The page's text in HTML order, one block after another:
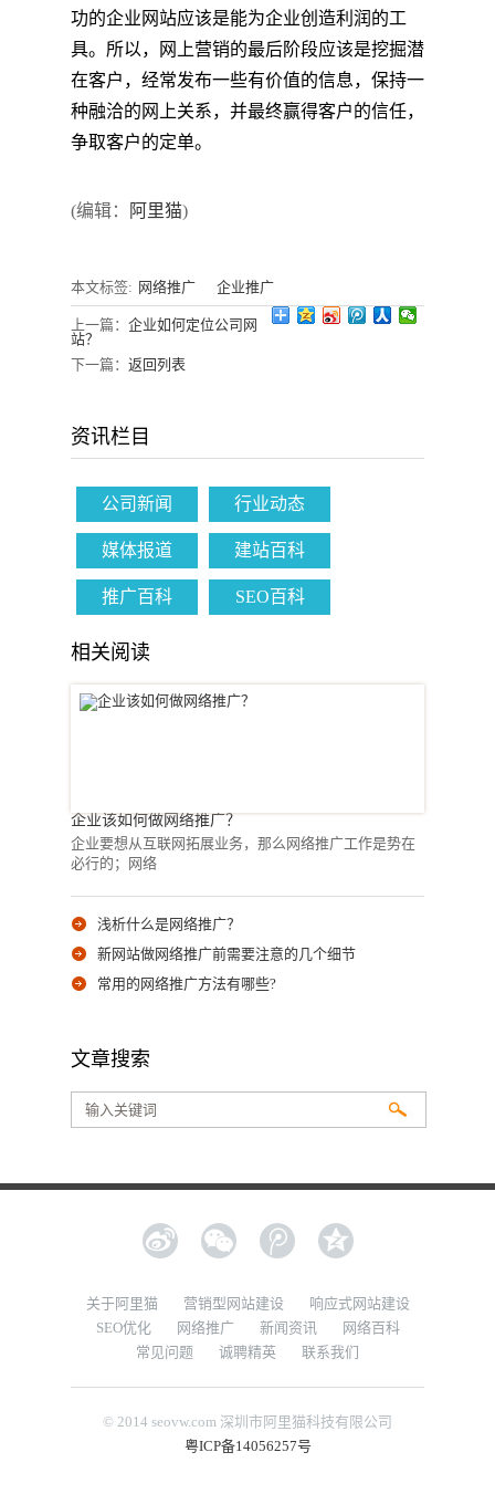
功的企业网站应该是能为企业创造利润的工
具。所以，网上营销的最后阶段应该是挖掘潜
在客户，经常发布一些有价值的信息，保持一
种融洽的网上关系，并最终赢得客户的信任，
争取客户的定单。
(编辑： 阿里猫)
本文标签: 网络推广 企业推广
上一篇： 企业如何定位公司网
站？
下一篇： 返回列表
资讯栏目
公司新闻 行业动态
媒体报道 建站百科
推广百科 SEO百科
相关阅读
企业该如何做网络推广？
企业要想从互联网拓展业务，那么网络推广工作是势在
必行的；网络
浅析什么是网络推广？
新网站做网络推广前需要注意的几个细节
常用的网络推广方法有哪些?
文章搜索
新浪微博 腾讯微博
关于阿里猫 营销型网站建设
响应式网站建设
SEO优化
网络推广 新闻资讯
网络百科
常见问题
诚聘精英 联系我们
© 2014 seovw.com 深圳市阿里猫科技有限公司
粤ICP备14056257号